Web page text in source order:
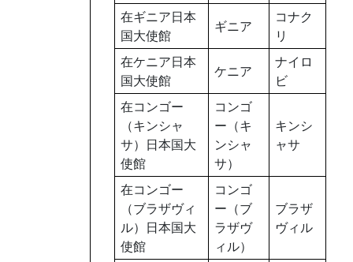
在ギニア日本
国大使館
ギニア
コナク
リ
在ケニア日本
国大使館
ケニア
ナイロ
ビ
在コンゴー
（キンシャ
サ）日本国大
使館
コンゴ
ー（キ
ンシャ
サ）
キンシ
ャサ
在コンゴー
（ブラザヴィ
ル）日本国大
使館
コンゴ
ー（ブ
ラザヴ
ィル）
ブラザ
ヴィル